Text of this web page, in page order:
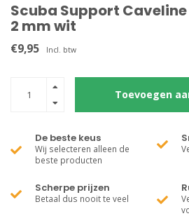
Scuba Support
2 mm wit
€9,95 Incl. btw
Toevoegen
De beste keus
Wij selecteren alleen de
beste producten
Scherpe prijzen
Betaal dus nooit te veel